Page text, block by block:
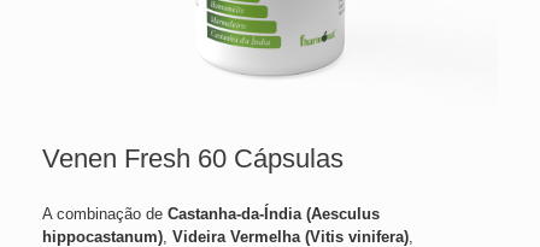
Venen Fresh 60 Cápsulas
A combinação de Castanha-da-Índia (Aesculus
hippocastanum), Videira Vermelha (Vitis vinifera),